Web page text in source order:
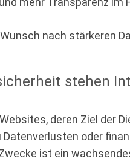
nach stärkeren
stehen
deren Ziel der
oder
ist ein